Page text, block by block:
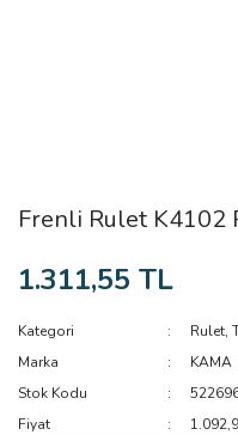
Frenli Rulet K4102
1.311,55 TL
Kategori
Rulet,
Marka
KAMA
Stok Kodu
Fiyat